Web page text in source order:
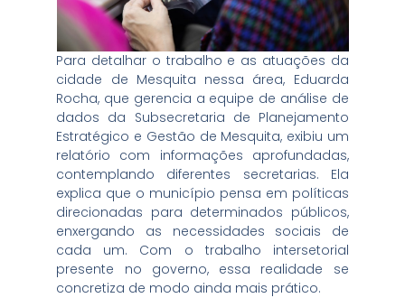
Para detalhar o trabalho e as atuações da
cidade de Mesquita nessa área, Eduarda
Rocha, que gerencia a equipe de análise de
dados da Subsecretaria de Planejamento
Estratégico e Gestão de Mesquita, exibiu um
relatório com informações aprofundadas,
contemplando diferentes secretarias. Ela
explica que o município pensa em políticas
direcionadas para determinados públicos,
enxergando as necessidades sociais de
cada um. Com o trabalho intersetorial
presente no governo, essa realidade se
concretiza de modo ainda mais prático.